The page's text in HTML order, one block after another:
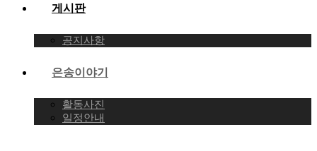
게시판
공지사항
은송이야기
활동사진
일정안내